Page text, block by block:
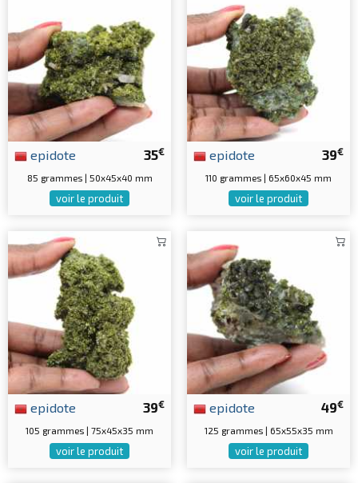
35€
epidote
85 grammes | 50x45x40 mm
voir le produit
39€
epidote
110 grammes | 65x60x45 mm
voir le produit
39€
epidote
105 grammes | 75x45x35 mm
voir le produit
49€
epidote
125 grammes | 65x55x35 mm
voir le produit